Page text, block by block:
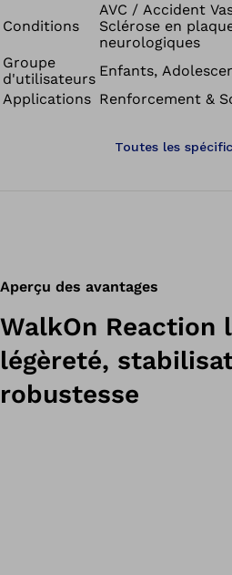
Conditions
AVC / Accident
Sclérose en
neurologiques
Groupe
d'utilisateurs Enfants,
Applications Renforcement &
Toutes les
Aperçu des avantages
WalkOn Reaction
légèreté,
robustesse